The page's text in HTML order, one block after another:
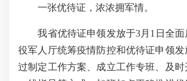
一张优待证，浓浓拥军情。
我省优待证申领发放于3月1日全面
役军人厅统筹疫情防控和优待证申领发
过制定工作方案、成立工作专班、及